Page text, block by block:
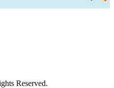
Reserved.